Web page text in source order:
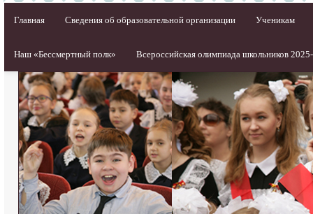
Главная Сведения об образовательной организации Ученикам
Наш «Бессмертный полк» Всероссийская олимпиада школьников